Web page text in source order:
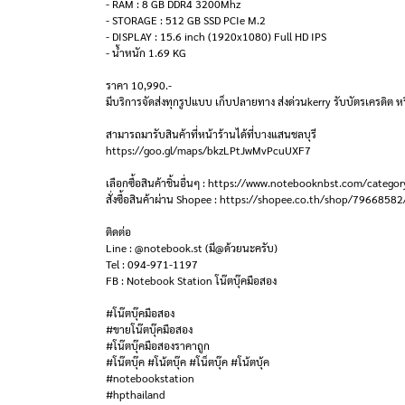
- RAM : 8 GB DDR4 3200Mhz
- STORAGE : 512 GB SSD PCIe M.2
- DISPLAY : 15.6 inch (1920x1080) Full HD IPS
- น้ำหนัก 1.69 KG
ราคา 10,990.-
มีบริการจัดส่งทุกรูปแบบ เก็บปลายทาง ส่งด่วนkerry รับบัตรเครดิต
สามารถมารับสินค้าที่หน้าร้านได้ที่บางแสนชลบุรี
https://goo.gl/maps/bkzLPtJwMvPcuUXF7
เลือกซื้อสินค้าชิ้นอื่นๆ : https://www.notebooknbst.com/
สั่งซื้อสินค้าผ่าน Shopee : https://shopee.co.th/shop/
ติดต่อ
Line : @notebook.st (มี@ด้วยนะครับ)
Tel : 094-971-1197
FB : Notebook Station โน๊ตบุ๊คมือสอง
#โน๊ตบุ๊คมือสอง
#ขายโน๊ตบุ๊คมือสอง
#โน๊ตบุ๊คมือสองราคาถูก
#โน๊ตบุ๊ค #โน้ตบุ๊ค #โน็ตบุ๊ค #โน้ตบุ้ค
#notebookstation
#hpthailand